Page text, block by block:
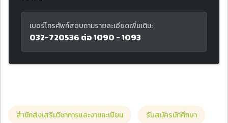
เบอร์โทรศัพท์สอบถามรายละเอียดเพิ่มเติม:
032-720536 ต่อ 1090 - 1093
สำนักส่งเสริมวิชาการและงานทะเบียน รับสมัครนักศึกษา